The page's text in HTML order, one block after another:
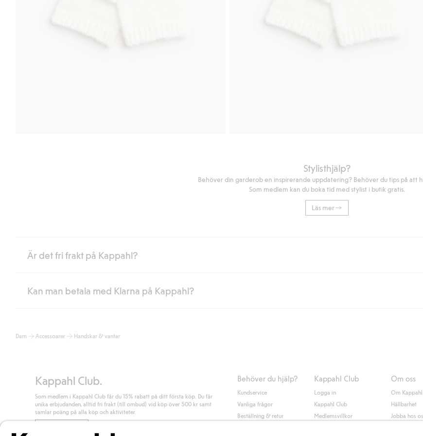
Stylisthjälp?
Behöver din garderob en inspirerande uppdatering? Behöver du tips på att
Som medlem kan du boka tid med stylist i butik gratis.
Läs mer
Är det fri frakt på Kappahl?
Är du medlem i Kappahl Club har du alltid gratis frakt till butik eller om du handlar för över 500kr med leverans till ombud eller
Läs mer
Kan man betala med Klarna på Kappahl?
klicka på "Slutför köp" godkänner du Kappahls allmänna villkor.
Dam Accessoarer Handskar & vantar
Kappahl Club.
Som medlem i Kappahl Club får du 15% rabatt på ditt första köp. Du får
unika erbjudanden, alltid fri frakt (till ombud) vid köp över 500 kr samt
samlar poäng på alla köp och aktiviteter.
Behöver du hjälp?
Kundservice
Vanliga frågor
Beställning & retur
Kappahl Club
Logga in
Kappahl Club
Medlemsvillkor
Om oss
Om
Hållbarhet
Jobba hos